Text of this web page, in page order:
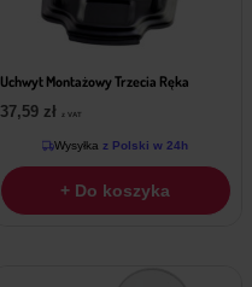
Uchwyt Montażowy Trzecia Ręka
37,59 zł z VAT
Wysyłka z Polski w 24h
+ Do koszyka